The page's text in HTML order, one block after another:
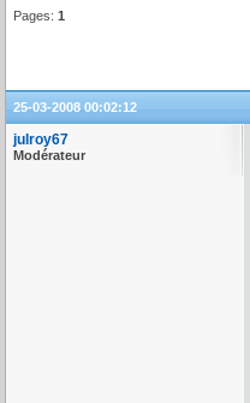
Pages: 1
25-03-2008 00:02:12
julroy67
Modérateur